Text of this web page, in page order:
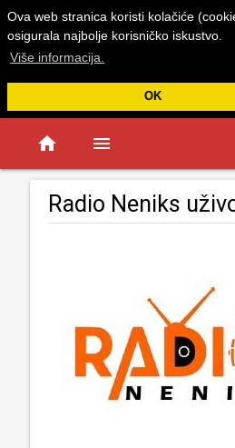
Ova web stranica koristi kolačiće
osigurala najbolje korisničko iskustvo.
Više informacija.
OK
home menu
Radio Neniks